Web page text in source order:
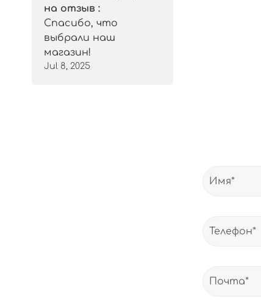
на отзыв :
Спасибо, что
выбрали наш
магазин!
Jul 8, 2025